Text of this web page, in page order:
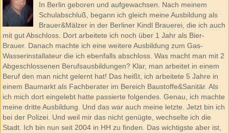
In Berlin geboren und aufgewachsen. Nach meinem
Schulabschluß, begann ich gleich meine Ausbildung als
Brauer&Mälzer in der Berliner Kindl Brauerei, die ich auch
mit gut Abschloss. Dort arbeitete ich noch über 1 Jahr als Bier-
Brauer. Danach machte ich eine weitere Ausbildung zum Gas-
Wasserinstallateur die ich ebenfalls abschloss. Was macht man mit 2
Abgeschlossenen Berufsausbildungen? Klar, man arbeitet in einem
Beruf den man nicht gelernt hat! Das heißt, ich arbeitete 5 Jahre in
einem Baumarkt als Fachberater im Bereich Baustoffe&Sanitär. Als
ich mich dort eingelebt hatte passierte folgendes. Genau, ich machte
meine dritte Ausbildung. Und das war auch meine letzte. Jetzt bin ich
bei der Polizei. Und weil mir das nicht genügte, wechselte ich die
Stadt. Ich bin nun seit 2004 in HH zu finden. Das wichtigste aber ist,